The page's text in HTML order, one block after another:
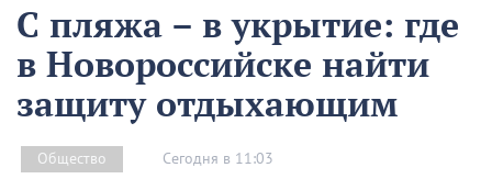
С пляжа – в укрытие: где
в Новороссийске найти
защиту отдыхающим
Общество Сегодня в 11:03